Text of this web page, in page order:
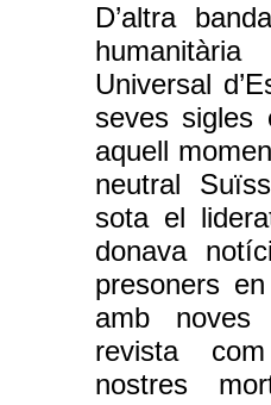
D’altra
Universal
seves sigles
aquell
neutral
sota el
donava
presoners
amb
revista
nostres